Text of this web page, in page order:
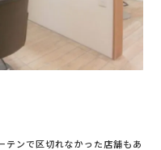
テンで区切れなかった店舗もあ